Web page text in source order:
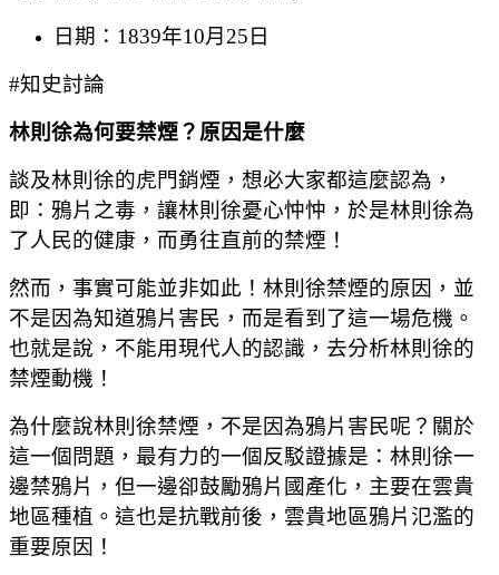
日期：1839年10月25日
#知史討論
林則徐為何要禁煙？原因是什麼
談及林則徐的虎門銷煙，想必大家都這麼認為，
即：鴉片之毒，讓林則徐憂心忡忡，於是林則徐為
了人民的健康，而勇往直前的禁煙！
然而，事實可能並非如此！林則徐禁煙的原因，並
不是因為知道鴉片害民，而是看到了這一場危機。
也就是說，不能用現代人的認識，去分析林則徐的
禁煙動機！
為什麼說林則徐禁煙，不是因為鴉片害民呢？關於
這一個問題，最有力的一個反駁證據是：林則徐一
邊禁鴉片，但一邊卻鼓勵鴉片國產化，主要在雲貴
地區種植。這也是抗戰前後，雲貴地區鴉片氾濫的
重要原因！